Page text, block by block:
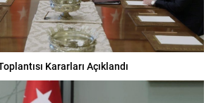
Kararları Açıklandı